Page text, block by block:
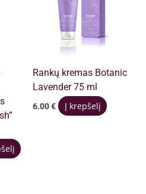
Rankų kremas Botanic
Lavender 75 ml
6.00€ Į krepšelį